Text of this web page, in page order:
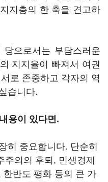
지층의 한 축을 견고하
으로서는 부담스러운
지지율이 빠져서 여권
로 존중하고 각자의 역
습니다.
용이 있다면.
히 중요합니다. 단순히
의의 후퇴, 민생경제
반도 평화 등의 큰 가